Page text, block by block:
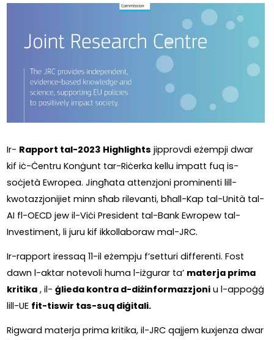
Ir- Rapport tal-2023 Highlights jipprovdi eżempji dwar
kif iċ-Ċentru Konġunt tar-Riċerka kellu impatt fuq is-
soċjetà Ewropea. Jingħata attenzjoni prominenti lill-
kwotazzjonijiet minn sħab rilevanti, bħall-Kap tal-Unità tal-
AI fl-OECD jew il-Viċi President tal-Bank Ewropew tal-
Investiment, li juru kif ikkollaboraw mal-JRC.
Ir-rapport iressaq 11-il eżempju f’setturi differenti. Fost
dawn l-aktar notevoli huma l-iżgurar ta’ materja prima
kritika , il- ġlieda kontra d-diżinformazzjoni u l-appoġġ
lill-UE fit-tiswir tas-suq diġitali.
Rigward materja prima kritika, il-JRC qajjem kuxjenza dwar